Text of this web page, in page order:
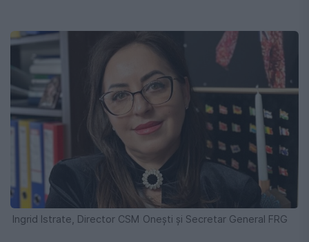
Ingrid Istrate, Director CSM Onești și Secretar General FRG